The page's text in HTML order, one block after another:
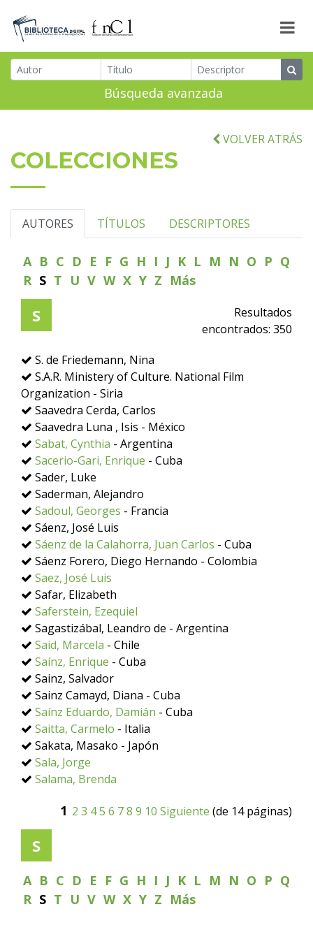
Búsqueda avanzada
VOLVER ATRÁS
COLECCIONES
AUTORES TÍTULOS DESCRIPTORES
A B C D E F G H I J K L M N O P Q
R S T U V W X Y Z Más
S
Resultados
encontrados: 350
S. de Friedemann, Nina
S.A.R. Ministery of Culture. National Film
Organization - Siria
Saavedra Cerda, Carlos
Saavedra Luna , Isis - México
Sabat, Cynthia - Argentina
Sacerio-Gari, Enrique - Cuba
Sader, Luke
Saderman, Alejandro
Sadoul, Georges - Francia
Sáenz, José Luis
Sáenz de la Calahorra, Juan Carlos - Cuba
Sáenz Forero, Diego Hernando - Colombia
Saez, José Luis
Safar, Elizabeth
Saferstein, Ezequiel
Sagastizábal, Leandro de - Argentina
Said, Marcela - Chile
Saínz, Enrique - Cuba
Sainz, Salvador
Sainz Camayd, Diana - Cuba
Saínz Eduardo, Damián - Cuba
Saitta, Carmelo - Italia
Sakata, Masako - Japón
Sala, Jorge
Salama, Brenda
1 2 3 45 6 78 9 10 Siguiente (de 14 páginas)
S
A B C D E F G H I J K L M N O P Q
R S T U V W X Y Z Más